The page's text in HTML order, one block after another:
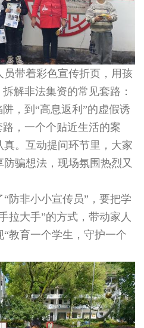
带着彩色宣传折页，用孩
解非法集资的常见套路：
，到“高息返利”的虚假诱
，一个个贴近生活的案
。互动提问环节里，大家
骗想法，现场氛围热烈又
防非小小宣传员”，要把学
拉大手”的方式，带动家人
教育一个学生，守护一个